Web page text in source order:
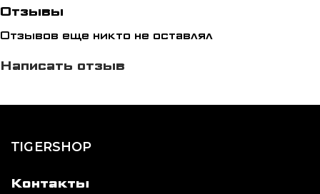
Отзывы
Отзывов еще никто не оставлял
Написать отзыв
TIGERSHOP
Контакты